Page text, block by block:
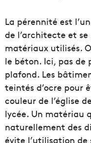
La pérennité est
de l’architecte et
matériaux utilisés.
le béton. Ici, pas de
plafond. Les
teintés d’ocre pour
couleur de l’église
lycée. Un matériau
naturellement des
évite l’utilisation